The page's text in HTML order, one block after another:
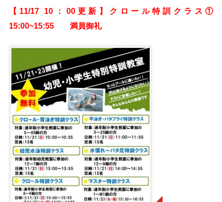
【11/17 10：00更新】クロール特訓クラス①
15:00~15:55 満員御礼